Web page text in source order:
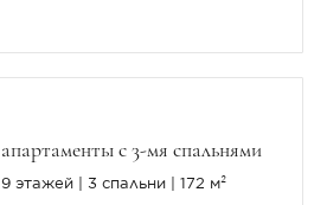
апартаменты с 3-мя спальнями
9 этажей 3 спальни 172 м²